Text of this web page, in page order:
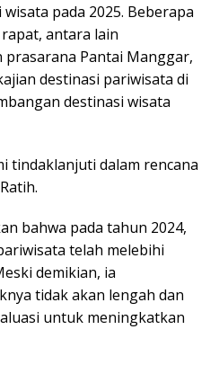
pada 2025. Beberapa
antara lain
prasarana Pantai Manggar,
destinasi pariwisata di
destinasi wisata
tindaklanjuti dalam rencana
bahwa pada tahun 2024,
telah melebihi
demikian, ia
tidak akan lengah dan
untuk meningkatkan